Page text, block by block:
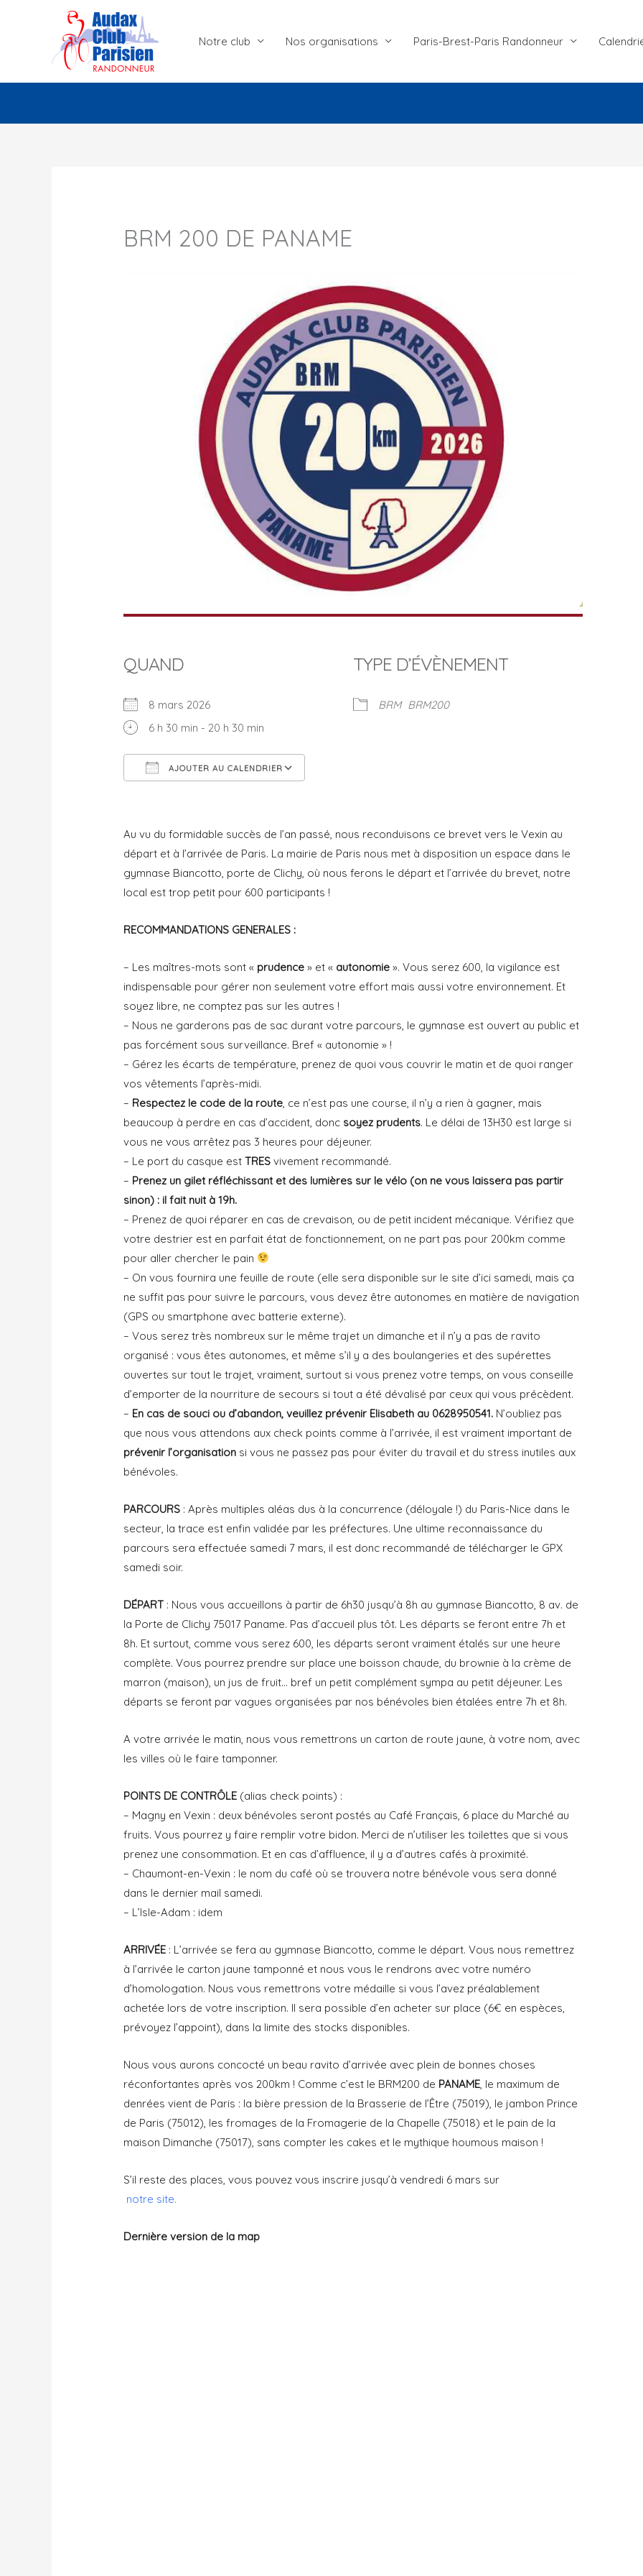
Notre club Nos organisations Paris-Brest-Paris Randonneur
BRM 200 DE PANAME
QUAND
8 mars 2026
6 h 30 min - 20 h 30 min
AJOUTER AU CALENDRIER
TYPE D’ÉVÈNEMENT
BRM BRM200
Au vu du formidable succès de l’an passé, nous reconduisons ce brevet vers le Vexin au
départ et à l’arrivée de Paris. La mairie de Paris nous met à disposition un espace dans le
gymnase Biancotto, porte de Clichy, où nous ferons le départ et l’arrivée du brevet, notre
local est trop petit pour 600 participants !
RECOMMANDATIONS GENERALES :
– Les maîtres-mots sont « prudence » et « autonomie ». Vous serez 600, la vigilance est
indispensable pour gérer non seulement votre effort mais aussi votre environnement. Et
soyez libre, ne comptez pas sur les autres !
– Nous ne garderons pas de sac durant votre parcours, le gymnase est ouvert au public et
pas forcément sous surveillance. Bref « autonomie » !
– Gérez les écarts de température, prenez de quoi vous couvrir le matin et de quoi ranger
vos vêtements l’après-midi.
– Respectez le code de la route, ce n’est pas une course, il n’y a rien à gagner, mais
beaucoup à perdre en cas d’accident, donc soyez prudents. Le délai de 13H30 est large si
vous ne vous arrêtez pas 3 heures pour déjeuner.
– Le port du casque estTRES vivement recommandé.
– Prenez un gilet réfléchissant et des lumières sur le vélo (on ne vous laissera pas partir
sinon) : il fait nuit à 19h.
– Prenez de quoi réparer en cas de crevaison, ou de petit incident mécanique. Vérifiez que
votre destrier est en parfait état de fonctionnement, on ne part pas pour 200km comme
pour aller chercher le pain
– On vous fournira une feuille de route (elle sera disponible sur le site d’ici samedi, mais ça
ne suffit pas pour suivre le parcours, vous devez être autonomes en matière de navigation
(GPS ou smartphone avec batterie externe).
– Vous serez très nombreux sur le même trajet un dimanche et il n’y a pas de ravito
organisé : vous êtes autonomes, et même s’il y a des boulangeries et des supérettes
ouvertes sur tout le trajet, vraiment, surtout si vous prenez votre temps, on vous conseille
d’emporter de la nourriture de secours si tout a été dévalisé par ceux qui vous précèdent.
– En cas de souci ou d’abandon, veuillez prévenir Elisabeth au 0628950541. N’oubliez pas
que nous vous attendons aux check points comme à l’arrivée, il est vraiment important de
prévenir l’organisation si vous ne passez pas pour éviter du travail et du stress inutiles aux
bénévoles.
PARCOURS : Après multiples aléas dus à la concurrence (déloyale !) du Paris-Nice dans le
secteur, la trace est enfin validée par les préfectures. Une ultime reconnaissance du
parcours sera effectuée samedi 7 mars, il est donc recommandé de télécharger le GPX
samedi soir.
DÉPART : Nous vous accueillons à partir de 6h30 jusqu’à 8h au gymnase Biancotto, 8 av. de
la Porte de Clichy 75017 Paname. Pas d’accueil plus tôt. Les départs se feront entre 7h et
8h. Et surtout, comme vous serez 600, les départs seront vraiment étalés sur une heure
complète. Vous pourrez prendre sur place une boisson chaude, du brownie à la crème de
marron (maison), un jus de fruit… bref un petit complément sympa au petit déjeuner. Les
départs se feront par vagues organisées par nos bénévoles bien étalées entre 7h et 8h.
A votre arrivée le matin, nous vous remettrons un carton de route jaune, à votre nom, avec
les villes où le faire tamponner.
POINTS DE CONTRÔLE (alias check points) :
– Magny en Vexin : deux bénévoles seront postés au Café Français, 6 place du Marché au
fruits. Vous pourrez y faire remplir votre bidon. Merci de n’utiliser les toilettes que si vous
prenez une consommation. Et en cas d’affluence, il y a d’autres cafés à proximité.
– Chaumont-en-Vexin : le nom du café où se trouvera notre bénévole vous sera donné
dans le dernier mail samedi.
– L’Isle-Adam : idem
ARRIVÉE : L’arrivée se fera au gymnase Biancotto, comme le départ. Vous nous remettrez
à l’arrivée le carton jaune tamponné et nous vous le rendrons avec votre numéro
d’homologation. Nous vous remettrons votre médaille si vous l’avez préalablement
achetée lors de votre inscription. Il sera possible d’en acheter sur place (6€ en espèces,
prévoyez l’appoint), dans la limite des stocks disponibles.
Nous vous aurons concocté un beau ravito d’arrivée avec plein de bonnes choses
réconfortantes après vos 200km ! Comme c’est le BRM200 de PANAME, le maximum de
denrées vient de Paris : la bière pression de la Brasserie de l’Être (75019), le jambon Prince
de Paris (75012), les fromages de la Fromagerie de la Chapelle (75018) et le pain de la
maison Dimanche (75017), sans compter les cakes et le mythique houmous maison !
S’il reste des places, vous pouvez vous inscrire jusqu’à vendredi 6 mars sur
notre site.
Dernière version de la map